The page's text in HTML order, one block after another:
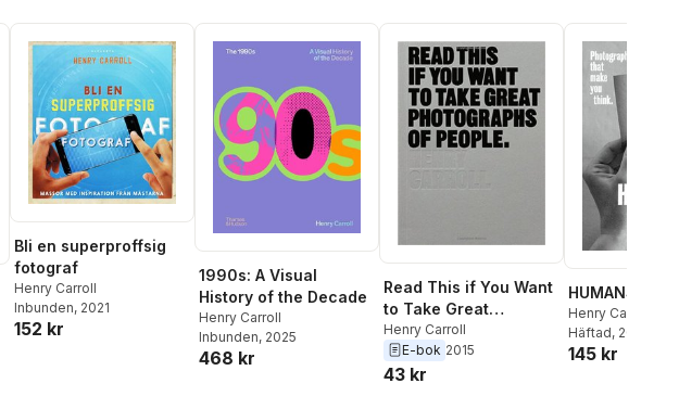
Bli en superproffsig
fotograf
Henry Carroll
Inbunden, 2021
152 kr
1990s: A Visual
History of the Decade
Henry Carroll
Inbunden, 2025
468 kr
Read This if You Want
to Take Great
Photographs of
People
Henry Carroll
E-bok 2015
43 kr
HUMANS
Henry Carroll
Häftad, 2021
145 kr